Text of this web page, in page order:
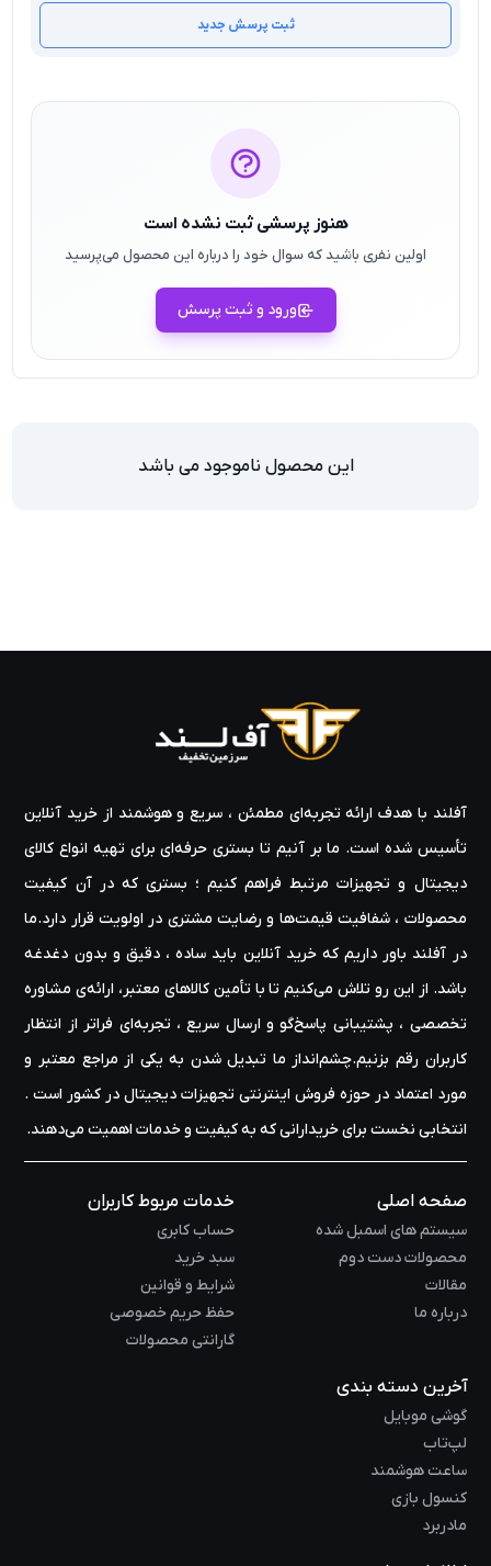
ثبت پرسش جدید
هنوز پرسشی ثبت نشده است
اولین نفری باشید که سوال خود را درباره این محصول می‌پرسید
ورود و ثبت پرسش
این محصول ناموجود می باشد
آفلند با هدف ارائه‌ تجربه‌ای مطمئن ، سریع و هوشمند از خرید آنلاین
تأسیس شده است. ما بر آنیم تا بستری حرفه‌ای برای تهیه‌ انواع کالای
دیجیتال و تجهیزات مرتبط فراهم کنیم ؛ بستری که در آن کیفیت
محصولات ، شفافیت قیمت‌ها و رضایت مشتری در اولویت قرار دارد.ما
در آفلند باور داریم که خرید آنلاین باید ساده ، دقیق و بدون دغدغه
باشد. از این رو تلاش می‌کنیم تا با تأمین کالاهای معتبر، ارائه‌ی مشاوره‌
تخصصی ، پشتیبانی پاسخ‌گو و ارسال سریع ، تجربه‌ای فراتر از انتظار
کاربران رقم بزنیم.چشم‌انداز ما تبدیل شدن به یکی از مراجع معتبر و
مورد اعتماد در حوزه‌ فروش اینترنتی تجهیزات دیجیتال در کشور است .
انتخابی نخست برای خریدارانی که به کیفیت و خدمات اهمیت می‌دهند.
صفحه اصلی
سیستم های اسمبل شده
محصولات دست دوم
مقالات
درباره ما
خدمات مربوط کاربران
حساب کابری
سبد خرید
شرایط و قوانین
حفظ حریم خصوصی
گارانتی محصولات
آخرین دسته بندی
گوشی موبایل
لپ‌تاب
ساعت هوشمند
کنسول بازی
مادربرد